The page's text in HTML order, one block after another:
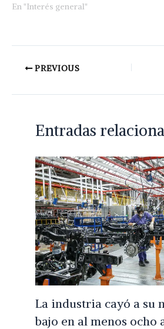
En "Interés general"
PREVIOUS
Entradas
La industria cayó a su
bajo en al menos ocho